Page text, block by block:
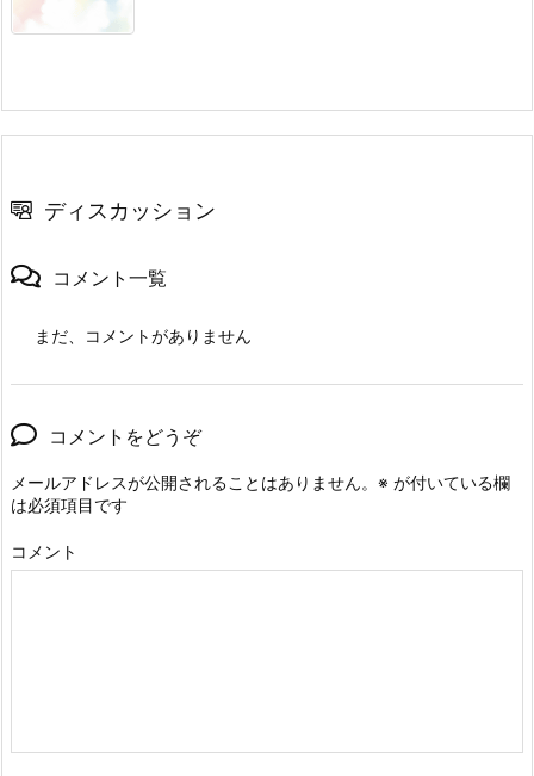
ディスカッション
コメント一覧
まだ、コメントがありません
コメントをどうぞ
メールアドレスが公開されることはありません。 ※ が付いている欄
は必須項目です
コメント